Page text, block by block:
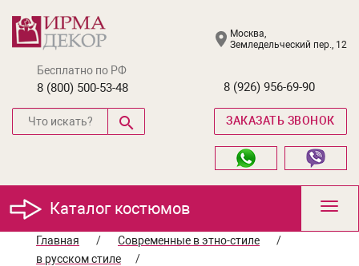
Москва,
Земледельческий пер., 12
Бесплатно по РФ
8 (800) 500-53-48 8 (926) 956-69-90
ЗАКАЗАТЬ ЗВОНОК
Каталог костюмов
Главная
/ Современные в этно-стиле
/
в русском стиле
/